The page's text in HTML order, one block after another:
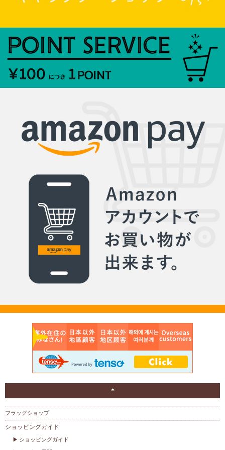
フラッグショップ
ショッピングガイド
ショッピングガイド